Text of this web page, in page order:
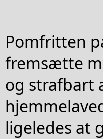
Pomfritten
fremsætte
og strafbart
ligeledes at